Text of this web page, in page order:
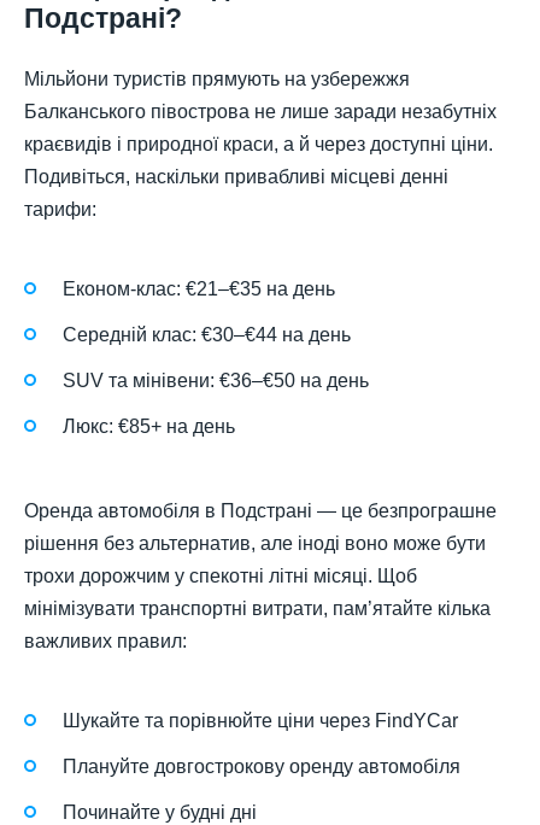
Подстрані?
Мільйони туристів прямують на узбережжя
Балканського півострова не лише заради незабутніх
краєвидів і природної краси, а й через доступні ціни.
Подивіться, наскільки привабливі місцеві денні
тарифи:
Економ-клас: €21–€35 на день
Середній клас: €30–€44 на день
SUV та мінівени: €36–€50 на день
Люкс: €85+ на день
Оренда автомобіля в Подстрані — це безпрограшне
рішення без альтернатив, але іноді воно може бути
трохи дорожчим у спекотні літні місяці. Щоб
мінімізувати транспортні витрати, пам’ятайте кілька
важливих правил:
Шукайте та порівнюйте ціни через FindYCar
Плануйте довгострокову оренду автомобіля
Починайте у будні дні